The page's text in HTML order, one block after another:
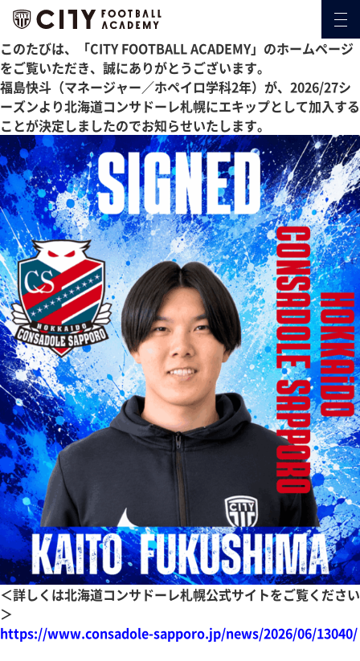
このたびは、「CITY FOOTBALL ACADEMY」のホームページ
をご覧いただき、誠にありがとうございます。
福島快斗（マネージャー／ホペイロ学科2年）が、2026/27シ
ーズンより北海道コンサドーレ札幌にエキップとして加入する
ことが決定しましたのでお知らせいたします。
＜詳しくは北海道コンサドーレ札幌公式サイトをご覧ください
＞
https://www.consadole-sapporo.jp/news/2026/06/13040/